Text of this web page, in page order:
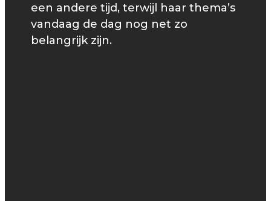
een andere tijd, terwijl haar thema’s
vandaag de dag nog net zo
belangrijk zijn.